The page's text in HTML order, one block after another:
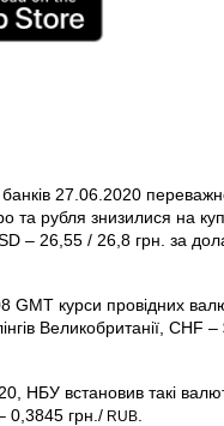
27.06.2020
та рубля знизилися на
– 26,55 / 26,8 грн. за
GMT курси провідних
Велико­британії,
НБУ встановив такі
0,3845 грн./ RUB